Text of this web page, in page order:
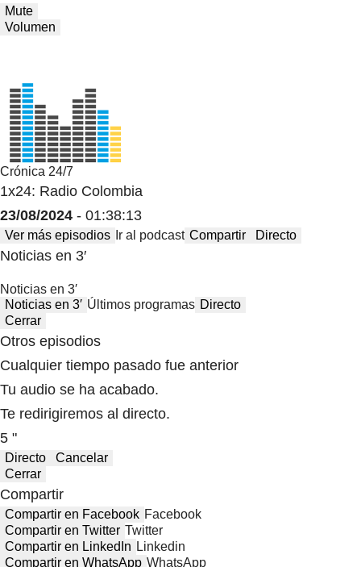
Mute
Volumen
Crónica 24/7
1x24: Radio Colombia
23/08/2024 - 01:38:13
Ver más episodios Ir al podcast Compartir Directo
Noticias en 3′
Noticias en 3′
Noticias en 3′ Últimos programas Directo
Cerrar
Otros episodios
Cualquier tiempo pasado fue anterior
Tu audio se ha acabado.
Te redirigiremos al directo.
5 "
Directo
Cancelar
Cerrar
Compartir
Compartir en Facebook Facebook
Compartir en Twitter Twitter
Compartir en LinkedIn Linkedin
Compartir en WhatsApp WhatsApp